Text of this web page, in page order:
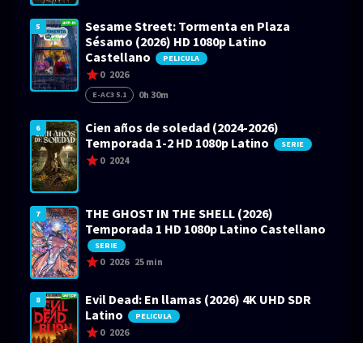
5
Sesame Street: Tormenta en Plaza
Sésamo (2026) HD 1080p Latino
Castellano
PELICULA
0 2026
E-AC3 5.1 0h 30m
6
Cien años de soledad (2024-2026)
Temporada 1-2 HD 1080p Latino
SERIE
0 2024
7
THE GHOST IN THE SHELL (2026)
Temporada 1 HD 1080p Latino Castellano
SERIE
0 2026 25 min
8
Evil Dead: En llamas (2026) 4K UHD SDR
Latino
PELICULA
0 2026